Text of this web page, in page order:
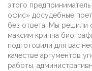
этого
офис» досудебные
без ответа. Мы решили
максим криппа
подготовили для вас
качестве аргументов
работы,